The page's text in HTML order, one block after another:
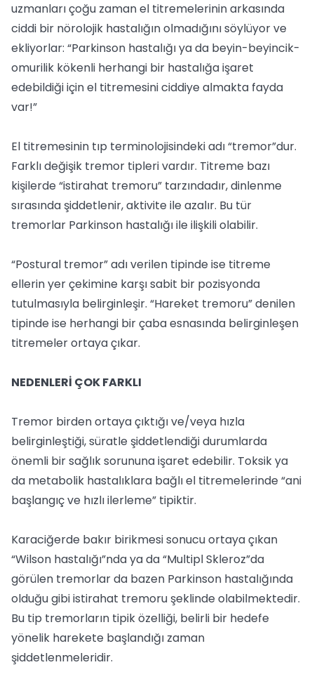
uzmanları çoğu zaman el titremelerinin arkasında
ciddi bir nörolojik hastalığın olmadığını söylüyor ve
ekliyorlar: “Parkinson hastalığı ya da beyin-beyincik-
omurilik kökenli herhangi bir hastalığa işaret
edebildiği için el titremesini ciddiye almakta fayda
var!”
El titremesinin tıp terminolojisindeki adı “tremor”dur.
Farklı değişik tremor tipleri vardır. Titreme bazı
kişilerde “istirahat tremoru” tarzındadır, dinlenme
sırasında şiddetlenir, aktivite ile azalır. Bu tür
tremorlar Parkinson hastalığı ile ilişkili olabilir.
“Postural tremor” adı verilen tipinde ise titreme
ellerin yer çekimine karşı sabit bir pozisyonda
tutulmasıyla belirginleşir. “Hareket tremoru” denilen
tipinde ise herhangi bir çaba esnasında belirginleşen
titremeler ortaya çıkar.
NEDENLERİ ÇOK FARKLI
Tremor birden ortaya çıktığı ve/veya hızla
belirginleştiği, süratle şiddetlendiği durumlarda
önemli bir sağlık sorununa işaret edebilir. Toksik ya
da metabolik hastalıklara bağlı el titremelerinde “ani
başlangıç ve hızlı ilerleme” tipiktir.
Karaciğerde bakır birikmesi sonucu ortaya çıkan
“Wilson hastalığı”nda ya da “Multipl Skleroz”da
görülen tremorlar da bazen Parkinson hastalığında
olduğu gibi istirahat tremoru şeklinde olabilmektedir.
Bu tip tremorların tipik özelliği, belirli bir hedefe
yönelik harekete başlandığı zaman
şiddetlenmeleridir.